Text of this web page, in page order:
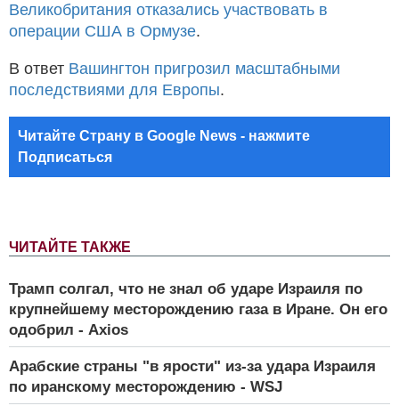
ЧИТАЙТЕ ТАКЖЕ
Трамп солгал, что не знал об ударе Израиля по
крупнейшему месторождению газа в Иране. Он его
одобрил - Axios
Арабские страны "в ярости" из-за удара Израиля
по иранскому месторождению - WSJ
Великобритания отказались участвовать в
операции США в Ормузе.
В ответ Вашингтон пригрозил масштабными
последствиями для Европы.
Читайте Страну в Google News - нажмите
Подписаться